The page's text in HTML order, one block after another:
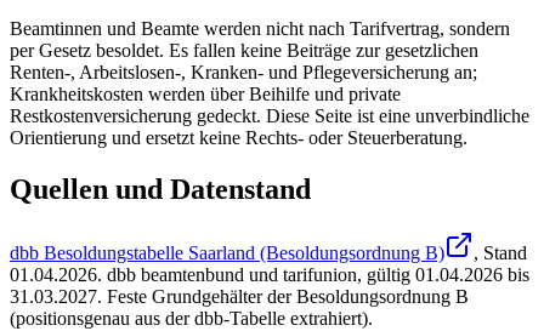
Beamtinnen und Beamte werden nicht nach Tarifvertrag, sondern
per Gesetz besoldet. Es fallen keine Beiträge zur gesetzlichen
Renten-, Arbeitslosen-, Kranken- und Pflegeversicherung an;
Krankheitskosten werden über Beihilfe und private
Restkostenversicherung gedeckt. Diese Seite ist eine unverbindliche
Orientierung und ersetzt keine Rechts- oder Steuerberatung.
Quellen und Datenstand
dbb Besoldungstabelle Saarland (Besoldungsordnung B)
, Stand
01.04.2026. dbb beamtenbund und tarifunion, gültig 01.04.2026 bis
31.03.2027. Feste Grundgehälter der Besoldungsordnung B
(positionsgenau aus der dbb-Tabelle extrahiert).